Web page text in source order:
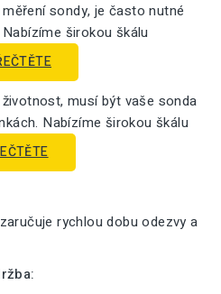
sondy, je často nutné
širokou škálu
musí být vaše sonda
Nabízíme širokou škálu
rychlou dobu odezvy a